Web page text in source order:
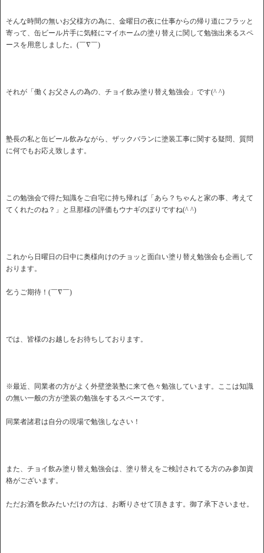
そんな時間の無いお父様方の為に、金曜日の夜に仕事からの帰り道にフラッと
寄って、缶ビール片手に気軽にマイホームの塗り替えに関して勉強出来るスペ
ースを用意しました。(￣∇￣)
それが「働くお父さんの為の、チョイ飲み塗り替え勉強会」です(^ ^)
塾長の私と缶ビール飲みながら、ザックバランに塗装工事に関する疑問、質問
に何でもお応え致します。
この勉強会で得た知識をご自宅に持ち帰れば「あら？ちゃんと家の事、考えて
てくれたのね？」と旦那様の評価もウナギのぼりですね(^ ^)
これから日曜日の日中に奥様向けのチョッと面白い塗り替え勉強会も企画して
おります。
乞うご期待！(￣∇￣)
では、皆様のお越しをお待ちしております。
※最近、同業者の方がよく外壁塗装塾に来て色々勉強しています。ここは知識
の無い一般の方が塗装の勉強をするスペースです。
同業者諸君は自分の現場で勉強しなさい！
また、チョイ飲み塗り替え勉強会は、塗り替えをご検討されてる方のみ参加資
格がございます。
ただお酒を飲みたいだけの方は、お断りさせて頂きます。御了承下さいませ。